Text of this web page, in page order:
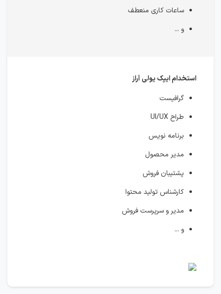
ساعات کاری منعطف
و ...
استخدام ایپک یولی آراز
گرافیست
طراح UI/UX
برنامه نویس
مدیر محصول
پشتیبان فروش
کارشناس تولید محتوا
مدیر و سرپرست فروش
و ...